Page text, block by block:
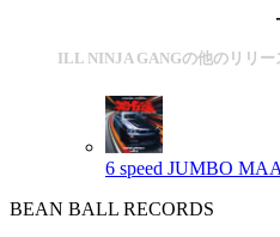
ILL NINJA GANGの他のリリー
6 speed JUMBO
BEAN BALL RECORDS